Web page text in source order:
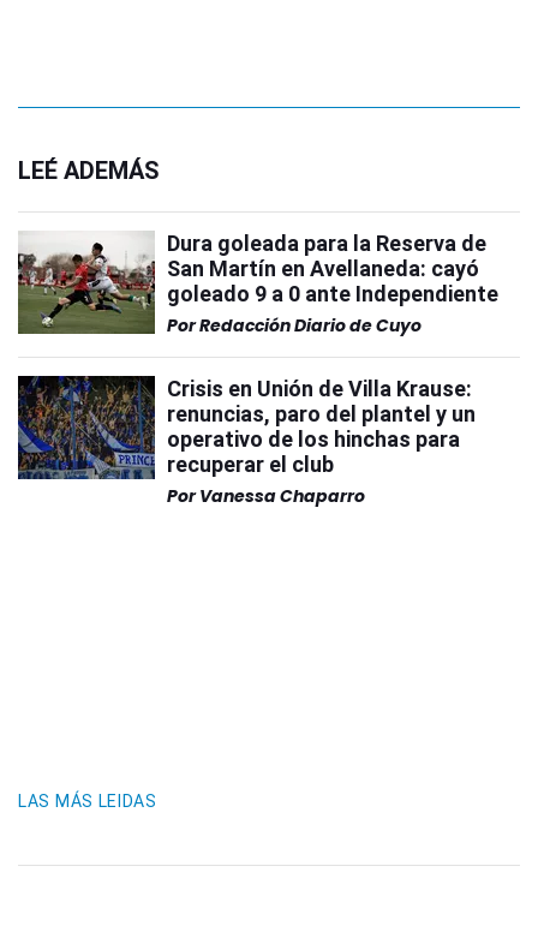
LEÉ ADEMÁS
Dura goleada para la Reserva de
San Martín en Avellaneda: cayó
goleado 9 a 0 ante Independiente
PorRedacción Diario de Cuyo
Crisis en Unión de Villa Krause:
renuncias, paro del plantel y un
operativo de los hinchas para
recuperar el club
Por Vanessa Chaparro
LAS MÁS LEIDAS